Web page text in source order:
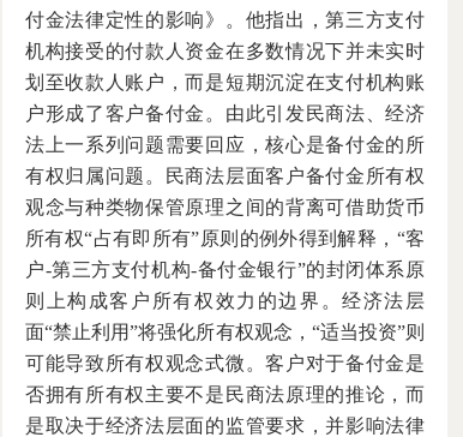
付金法律定性的影响》。他指出，第三方支付
机构接受的付款人资金在多数情况下并未实时
划至收款人账户，而是短期沉淀在支付机构账
户形成了客户备付金。由此引发民商法、经济
法上一系列问题需要回应，核心是备付金的所
有权归属问题。民商法层面客户备付金所有权
观念与种类物保管原理之间的背离可借助货币
所有权“占有即所有”原则的例外得到解释，“客
户-第三方支付机构-备付金银行”的封闭体系原
则上构成客户所有权效力的边界。经济法层
面“禁止利用”将强化所有权观念，“适当投资”则
可能导致所有权观念式微。客户对于备付金是
否拥有所有权主要不是民商法原理的推论，而
是取决于经济法层面的监管要求，并影响法律